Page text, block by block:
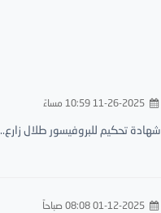
11-26-2025 10:59 مساءً
شهادة تحكيم للبروفيسور طلال زارع..
01-12-2025 08:08 صباحاً